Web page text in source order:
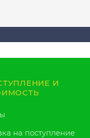
И
на поступление